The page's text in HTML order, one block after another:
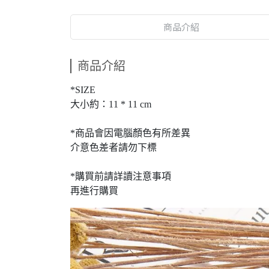
商品介紹
商品介紹
*SIZE
大小約：11 * 11 cm
*商品會因電腦顏色有所差異
介意色差者請勿下標
*購買前請詳讀注意事項
再進行購買